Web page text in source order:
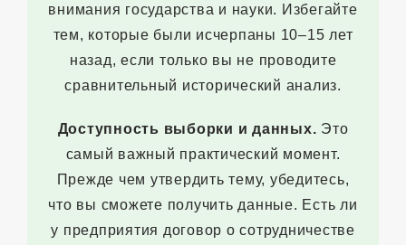
внимания государства и науки. Избегайте
тем, которые были исчерпаны 10–15 лет
назад, если только вы не проводите
сравнительный исторический анализ.
Доступность выборки и данных. Это
самый важный практический момент.
Прежде чем утвердить тему, убедитесь,
что вы сможете получить данные. Есть ли
у предприятия договор о сотрудничестве